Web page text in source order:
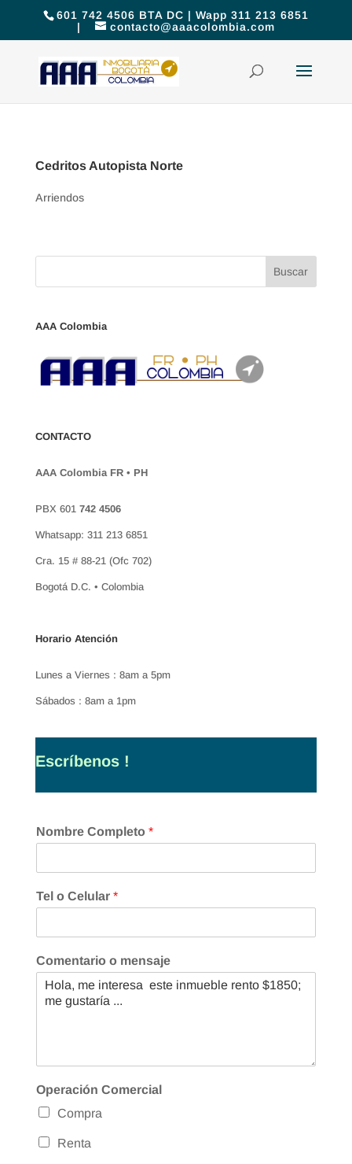
601 742 4506 BTA DC | Wapp 311 213 6851
|
contacto@aaacolombia.com
Cedritos Autopista Norte
Arriendos
AAA Colombia
CONTACTO
AAA Colombia FR • PH
PBX 601 742 4506
Whatsapp: 311 213 6851
Cra. 15 # 88-21 (Ofc 702)
Bogotá D.C. • Colombia
Horario Atención
Lunes a Viernes : 8am a 5pm
Sábados : 8am a 1pm
Escríbenos !
Nombre Completo *
Tel o Celular *
Comentario o mensaje
Operación Comercial
Compra
Renta